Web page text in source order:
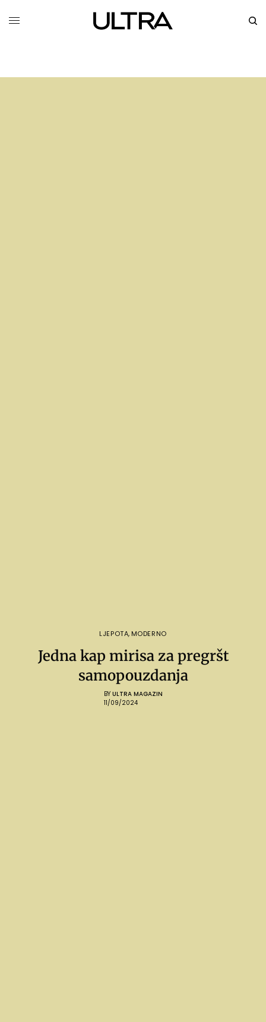
LJEPOTA, MODERNO
Jedna kap mirisa za pregršt
samopouzdanja
BY ULTRA MAGAZIN
11/09/2024